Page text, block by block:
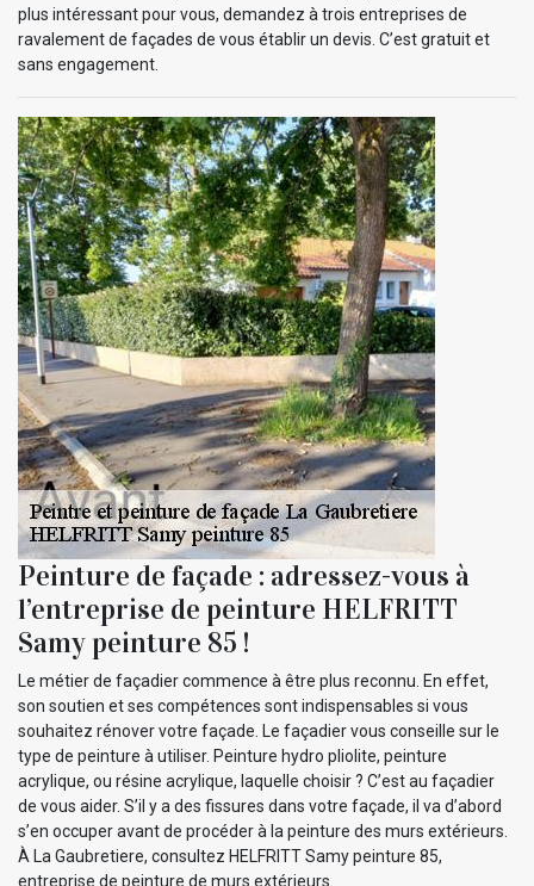
plus intéressant pour vous, demandez à trois entreprises de
ravalement de façades de vous établir un devis. C’est gratuit et
sans engagement.
Peinture de façade : adressez-vous à
l’entreprise de peinture HELFRITT
Samy peinture 85 !
Le métier de façadier commence à être plus reconnu. En effet,
son soutien et ses compétences sont indispensables si vous
souhaitez rénover votre façade. Le façadier vous conseille sur le
type de peinture à utiliser. Peinture hydro pliolite, peinture
acrylique, ou résine acrylique, laquelle choisir ? C’est au façadier
de vous aider. S’il y a des fissures dans votre façade, il va d’abord
s’en occuper avant de procéder à la peinture des murs extérieurs.
À La Gaubretiere, consultez HELFRITT Samy peinture 85,
entreprise de peinture de murs extérieurs.